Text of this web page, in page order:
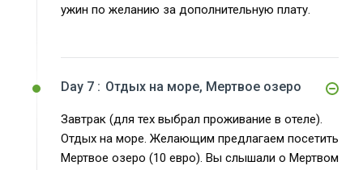
ужин по желанию за дополнительную плату.
Day 7 : Отдых на море, Мертвое озеро
Завтрак (для тех выбрал проживание в отеле).
Отдых на море. Желающим предлагаем посетить
Мертвое озеро (10 евро). Вы слышали о Мертвом